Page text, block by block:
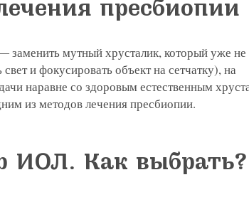
пресбиопии
заменить мутный хрусталик, который уже
и фокусировать объект на сетчатку), на
наравне со здоровым естественным
из методов лечения пресбиопии.
ИОЛ. Как выбрать?